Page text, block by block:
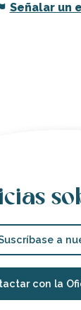
Señalar un
a
con la